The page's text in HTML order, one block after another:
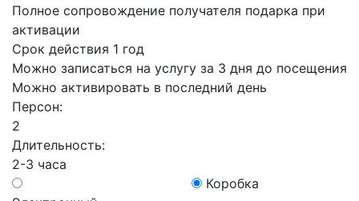
Полное сопровождение получателя подарка при
активации
Срок действия 1 год
Можно записаться на услугу за 3 дня до посещения
Можно активировать в последний день
Персон:
2
Длительность:
2-3 часа
Коробка